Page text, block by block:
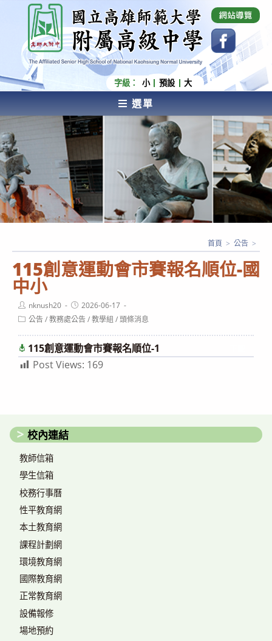
內
容
國立高雄師範大學附屬高級中學 Affiliated Senior
High School of National Kaohsiung Normal
University
字級： 小 預設 大
選單
AFFILIATED SENIOR HIGH SCHOOL OF NATIONAL
KAOHSIUNG NORMAL UNIVERSITY
115創意運動會市賽報名順位-國
中小
首頁 > 公告 >
Post
author:
nknush20
Post
published:
2026-06-17
Post公告/教務處公告/教學組 /頭條消息
115創意運動會市賽報名順位-1
Post Views: 169
校內連結
教師信箱
學生信箱
校務行事曆
性平教育網
本土教育網
課程計劃網
環境教育網
國際教育網
正常教育網
設備報修
場地預約